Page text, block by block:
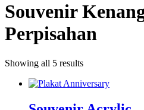
Souvenir
Perpisahan
Showing all 5 results